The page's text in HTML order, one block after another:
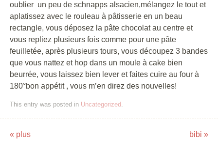
oublier un peu de schnapps alsacien,mélangez le tout et
aplatissez avec le rouleau à pâtisserie en un beau
rectangle, vous déposez la pâte chocolat au centre et
vous repliez plusieurs fois comme pour une pâte
feuilletée, après plusieurs tours, vous découpez 3 bandes
que vous nattez et hop dans un moule à cake bien
beurrée, vous laissez bien lever et faites cuire au four à
180°bon appétit , vous m’en direz des nouvelles!
This entry was posted in Uncategorized .
Post navigation
« plus bibi »